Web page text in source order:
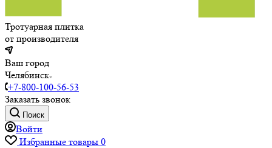
Тротуарная плитка
от производителя
Ваш город
Челябинск
+7-800-100-56-53
Заказать звонок
Поиск
Войти
Избранные товары 0